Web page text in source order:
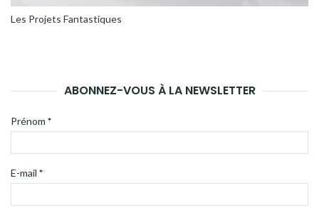
Les Projets Fantastiques
ABONNEZ-VOUS À LA NEWSLETTER
Prénom *
E-mail *